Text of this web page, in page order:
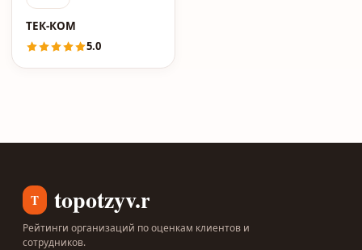
ТЕК-КОМ
5.0
T topotzyv.ru
Рейтинги организаций по оценкам клиентов и
сотрудников.